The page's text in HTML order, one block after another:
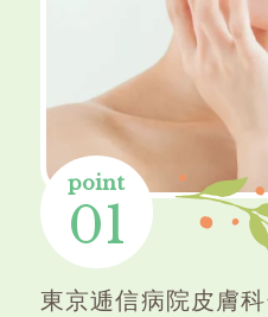
point
01
東京逓信病院皮膚